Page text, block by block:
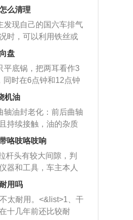
的轮胎都有生产，这
拓市场。
么清理
发现自己的国六车排气
时，可以利用铁丝或
杂物给取出来，如果
，也可以采取应急措
接利用木棍将所有的
面的位置处，然后将
，就可以将堵塞的东
是因为积碳过多引起
三元催化器泡在草酸
得到解决，将清洗剂
燃油混合后，车辆启
油一起进入到燃烧
排出，就可以让三元
排气管堵塞的情况就
盘
平底锅，把两耳看作3
同时在6点钟和12点钟
<&list>2、双手握住
右同样也要打相同的
最后强调要反复练
成肌肉记忆，在真实
要记忆也能打好方
机油
轴油封老化：前后曲轴
持续接触，油的杂质
度变化使其密封效果
油或漏油。<&list>2、
碳会使活塞环与缸体
机油流入燃烧室中，
、机油粘度。使用
，同样会有烧机油现
具有很好的流动性，
咯吱咯吱响
杆头有较大间隙，判
器和工具，车主本人
车辆送到修理厂或4s
半轴套管防尘罩破
漏油现象，使半轴磨
轴容易损坏，产生异
用吗
太耐用。<&list>1、干
十几年前还比较耐